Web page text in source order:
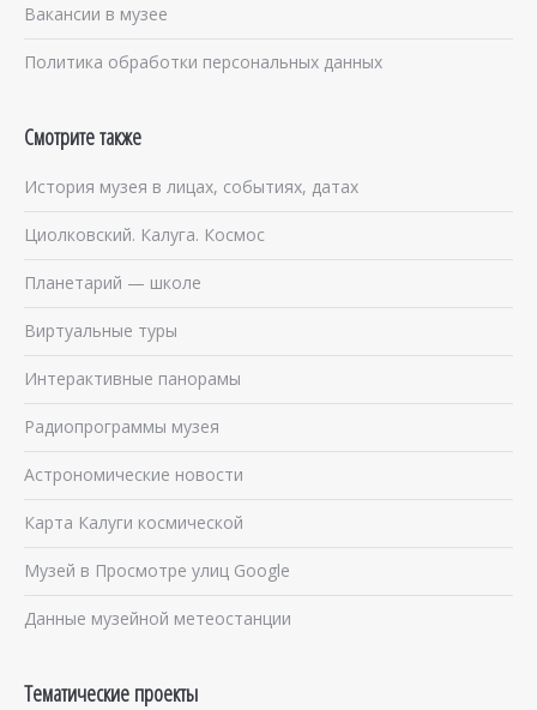
Вакансии в музее
Политика обработки персональных данных
Смотрите также
История музея в лицах, событиях, датах
Циолковский. Калуга. Космос
Планетарий — школе
Виртуальные туры
Интерактивные панорамы
Радиопрограммы музея
Астрономические новости
Карта Калуги космической
Музей в Просмотре улиц Google
Данные музейной метеостанции
Тематические проекты